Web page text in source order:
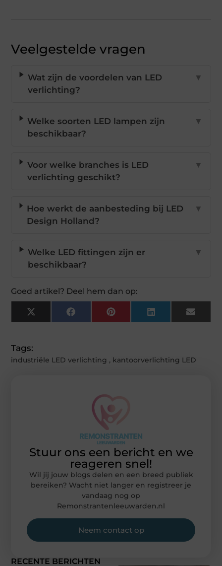
Veelgestelde vragen
Wat zijn de voordelen van LED
verlichting?
▼
Welke soorten LED lampen zijn
beschikbaar?
▼
Voor welke branches is LED
verlichting geschikt?
▼
Hoe werkt de aanbesteding bij LED
Design Holland?
▼
Welke LED fittingen zijn er
beschikbaar?
▼
Goed artikel? Deel hem dan op:
X
(Twitter)
FacebookPinterestLinkedInEmail
Tags:
industriële LED verlichting , kantoorverlichting LED
RECENTE BERICHTEN
Stuur ons een bericht en we
reageren snel!
Wil jij jouw blogs delen en een breed publiek
bereiken? Wacht niet langer en registreer je
vandaag nog op
Remonstrantenleeuwarden.nl
Neem contact op